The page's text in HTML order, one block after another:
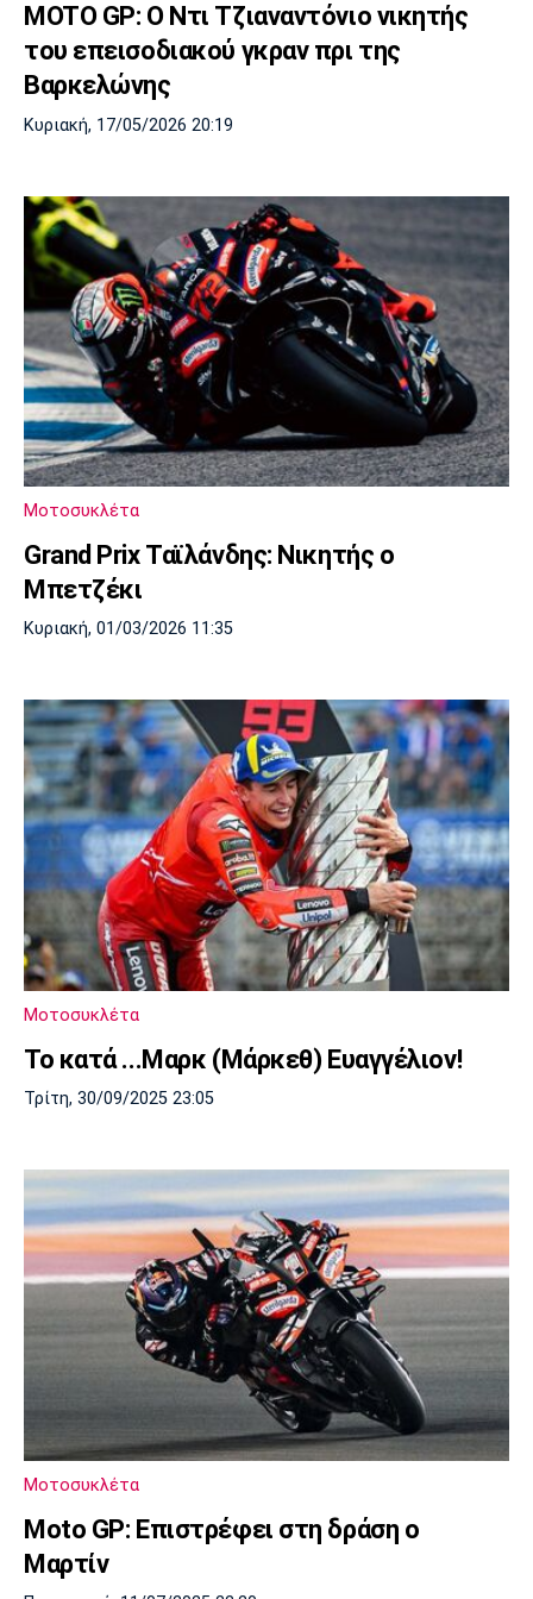
Λίβερπουλ
Μάντσεστερ
Σίτι
Γιουβέντους
Μπορούσια
Ντόρτμουντ
Παρί Σεν
Ζερμέν
Μαρσέιγ
Μονακό
Ερυθρός
Αστέρας
Πόρτο Μπενφίκα
MOTO GP: O Ντι Τζιαναντόνιο νικητής
του επεισοδιακού γκραν πρι της
Βαρκελώνης
Κυριακή, 17/05/2026 20:19
Μοτοσυκλέτα
Grand Prix Ταϊλάνδης: Νικητής ο
Μπετζέκι
Κυριακή, 01/03/2026 11:35
Μοτοσυκλέτα
Το κατά ...Μαρκ (Μάρκεθ) Ευαγγέλιον!
Τρίτη, 30/09/2025 23:05
Μοτοσυκλέτα
Moto GP: Επιστρέφει στη δράση ο
Μαρτίν